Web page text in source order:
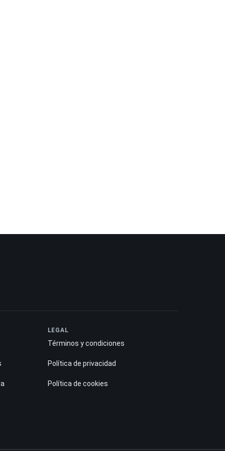
LEGAL
Términos y condiciones
Política de privacidad
Política de cookies